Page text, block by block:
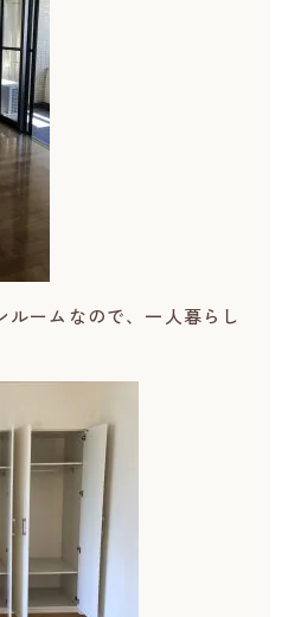
ルームなので、一人暮らし